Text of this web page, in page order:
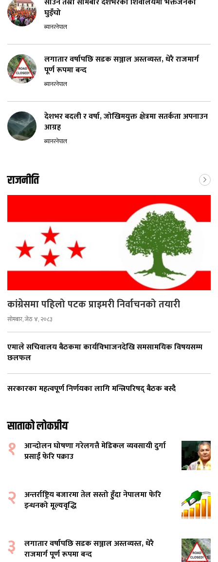
घुइँचो
ब्यानरनेपाल
लगातार वर्षापछि सडक सञ्जाल अस्तव्यस्त, धेरै राजमार्ग
पूर्ण रूपमा बन्द
ब्यानरनेपाल
देशभर बदली र वर्षा, जोखिमयुक्त क्षेत्रमा सतर्कता अपनाउन
आग्रह
ब्यानरनेपाल
राजनीति
कांग्रेसमा पहिलो पटक प्राइमरी निर्वाचनको तयारी
सोमबार, जेठ ४, २०८३
एमाले सचिवालय बैठकमा कार्यविभाजनदेखि समसामयिक विषयसम्म
छलफल
सरकारका महत्वपूर्ण निर्णयका लागि मन्त्रिपरिषद् बैठक बस्दै
साताको लोकप्रीय
१
आन्दोलन घोषणा गरेलगत्तै मेडिकल व्यवसायी दुर्गा
प्रसाईं फेरि पक्राउ
२
अन्तर्राष्ट्रिय बजारमा तेल सस्तो हुँदा नेपालमा फेरि
इन्धनको मूल्यवृद्धि
३
लगातार वर्षापछि सडक सञ्जाल अस्तव्यस्त, धेरै
राजमार्ग पूर्ण रूपमा बन्द